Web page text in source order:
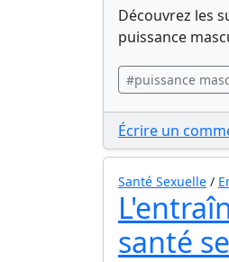
Découvrez les
puissance
#puissance
Écrire un
Santé Sexuelle /
santé